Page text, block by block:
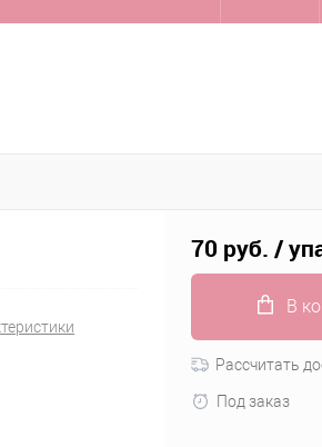
70 руб. /
В
Рассчитать
Под заказ